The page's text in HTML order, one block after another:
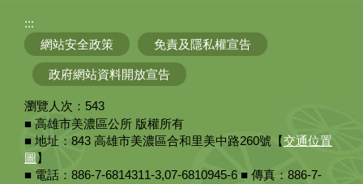
:::
網站安全政策
免責及隱私權宣告
政府網站資料開放宣告
瀏覽人次： 543
■ 高雄市美濃區公所 版權所有
■ 地址：843 高雄市美濃區合和里美中路260號【交通位置
圖】
■ 電話：886-7-6814311-3,07-6810945-6 ■ 傳真：886-7-